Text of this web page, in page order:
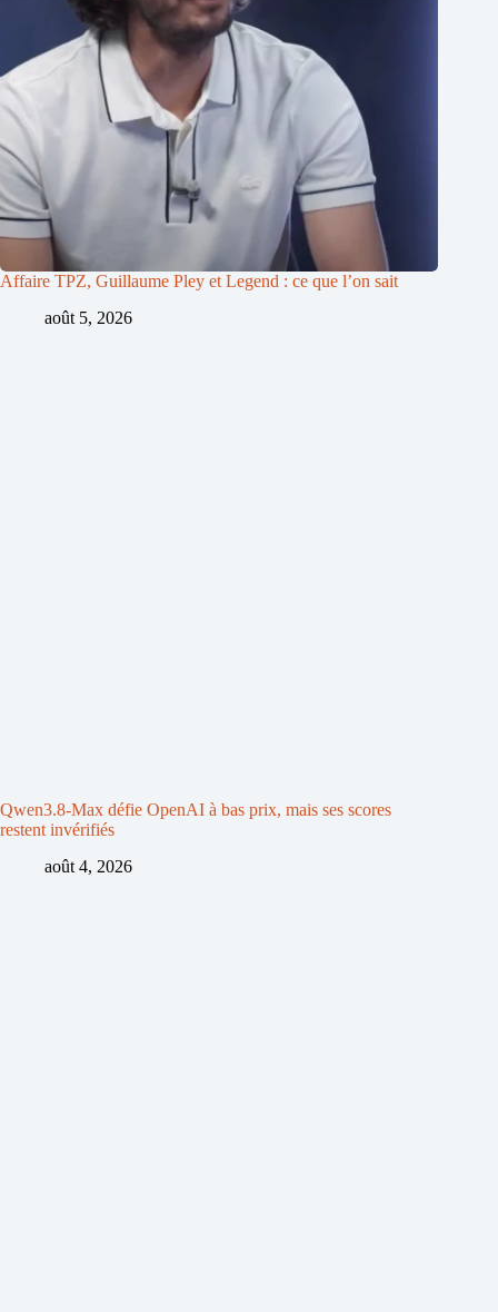
Affaire TPZ, Guillaume Pley et Legend : ce que l’on sait
août 5, 2026
Qwen3.8-Max défie OpenAI à bas prix, mais ses scores
restent invérifiés
août 4, 2026